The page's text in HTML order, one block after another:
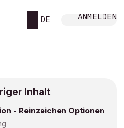
DE ANMELDEN
Inhalt
- Reinzeichen Optionen